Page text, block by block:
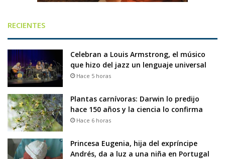
RECIENTES
Celebran a Louis Armstrong, el músico
que hizo del jazz un lenguaje universal
Hace 5 horas
Plantas carnívoras: Darwin lo predijo
hace 150 años y la ciencia lo confirma
Hace 6 horas
Princesa Eugenia, hija del expríncipe
Andrés, da a luz a una niña en Portugal